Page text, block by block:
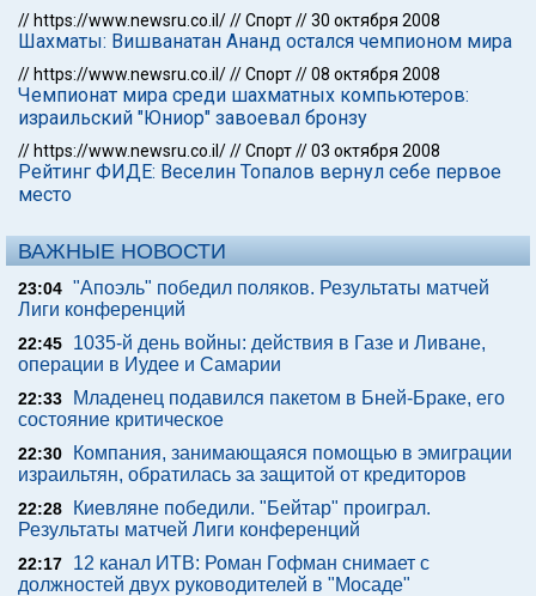
// https://www.newsru.co.il///Спорт//30 октября 2008
Шахматы: Вишванатан Ананд остался чемпионом мира
// https://www.newsru.co.il///Спорт//08 октября 2008
Чемпионат мира среди шахматных компьютеров:
израильский "Юниор" завоевал бронзу
// https://www.newsru.co.il///Спорт//03 октября 2008
Рейтинг ФИДЕ: Веселин Топалов вернул себе первое
место
ВАЖНЫЕ НОВОСТИ
23:04 "Апоэль" победил поляков. Результаты матчей
Лиги конференций
22:45
1035-й день войны: действия в Газе и Ливане,
операции в Иудее и Самарии
22:33
Младенец подавился пакетом в Бней-Браке, его
состояние критическое
22:30
Компания, занимающаяся помощью в эмиграции
израильтян, обратилась за защитой от кредиторов
22:28
Киевляне победили. "Бейтар" проиграл.
Результаты матчей Лиги конференций
22:17
12 канал ИТВ: Роман Гофман снимает с
должностей двух руководителей в "Мосаде"